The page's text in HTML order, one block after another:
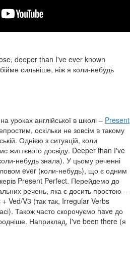
deeper than I've ever known
сильніше, ніж я коли-небудь
уроках англійської в школі – Present
оскільки не зовсім в такому
Однією з ситуацій, коли
життєвого досвіду. Deeper than I've
небудь знала). У цьому реченні
ever (коли-небудь), що є одним
Present Perfect. Перейдемо до
речень, яка є досить простою –
Ved/V3 (так так, Irregular Verbs
Також часто скорочуємо have до
Наприклад, I've been there (я